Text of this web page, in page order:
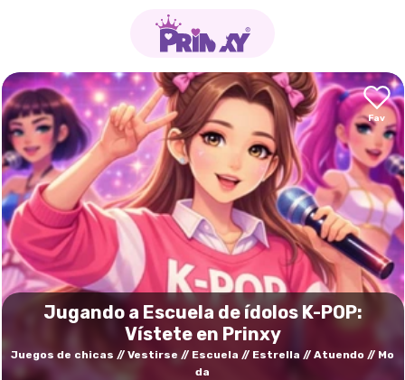
Jugando a Escuela de ídolos K-POP:
Vístete en Prinxy
Juegos de chicas Vestirse Escuela Estrella Atuendo
Mo
da